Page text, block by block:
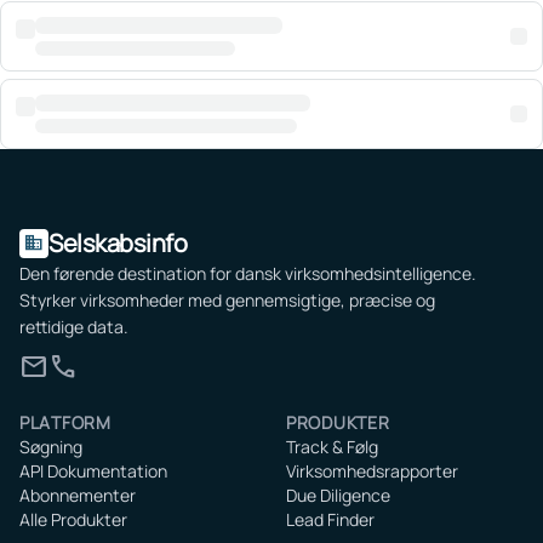
domain Selskabsinfo
Den førende destination for dansk virksomhedsintelligence.
Styrker virksomheder med gennemsigtige, præcise og
rettidige data.
mailcall
PLATFORM
Søgning
API Dokumentation
Abonnementer
Alle Produkter
PRODUKTER
Track & Følg
Virksomhedsrapporter
Due Diligence
Lead Finder